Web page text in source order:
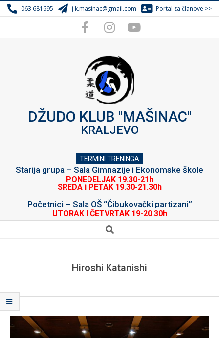
Skip
to
063 681695 j.k.masinac@gmail.com Portal za članove >>
DŽUDO KLUB "MAŠINAC"
KRALJEVO
TERMINI TRENINGA
Starija grupa – Sala Gimnazije i Ekonomske škole
PONEDELJAK 19.30-21h
SREDA i PETAK 19.30-21.30h
Početnici – Sala OŠ “Čibukovački partizani”
UTORAK I ČETVRTAK 19-20.30h
Search
Hiroshi Katanishi